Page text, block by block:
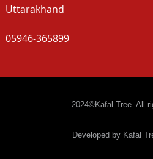
Uttarakhand
05946-365899
2024©Kafal Tree. All
Developed by Kafal